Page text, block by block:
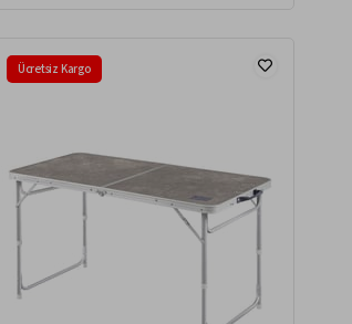
Ücretsiz Kargo